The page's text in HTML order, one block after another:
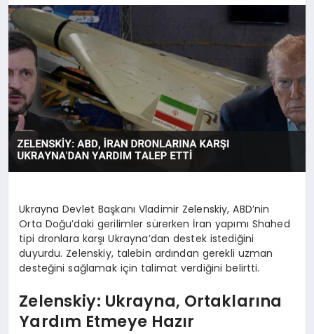
DÜNYA
YAŞAM
Ukrayna Devlet Başkanı Vladimir Zelenskiy, ABD’nin
Orta Doğu’daki gerilimler sürerken İran yapımı Shahed
tipi dronlara karşı Ukrayna’dan destek istediğini
duyurdu. Zelenskiy, talebin ardından gerekli uzman
desteğini sağlamak için talimat verdiğini belirtti.
Zelenskiy: Ukrayna, Ortaklarına
Yardım Etmeye Hazır